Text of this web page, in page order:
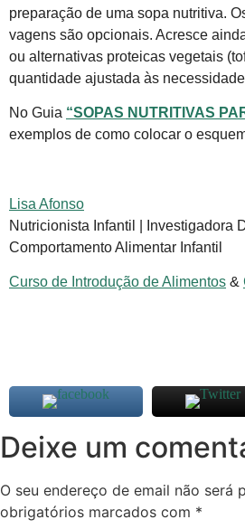
preparação de uma sopa nutritiva.
vagens são opcionais. Acresce
ou alternativas proteicas vegetais
quantidade ajustada às
No Guia “SOPAS NUTRITIVAS
exemplos de como colocar o
Lisa Afonso
Nutricionista Infantil | Investigadora
Comportamento Alimentar Infantil
Curso de Introdução de Alimentos &
Deixe um
O seu endereço de email não será
obrigatórios marcados com *